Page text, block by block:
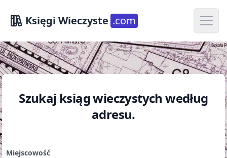
Księgi Wieczyste .com Open
Szukaj ksiąg wieczystych według
adresu.
Miejscowość